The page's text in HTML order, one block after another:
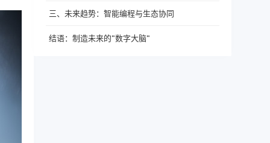
三、未来趋势：智能编程与生态协同
结语：制造未来的"数字大脑"